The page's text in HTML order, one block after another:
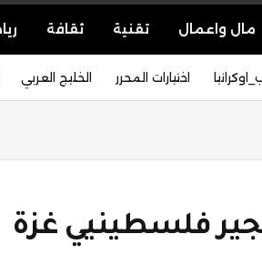
مال واعمال تقنية ثقافة
اختيارات المحرر الخليج العربي
فلسطينيي غزة